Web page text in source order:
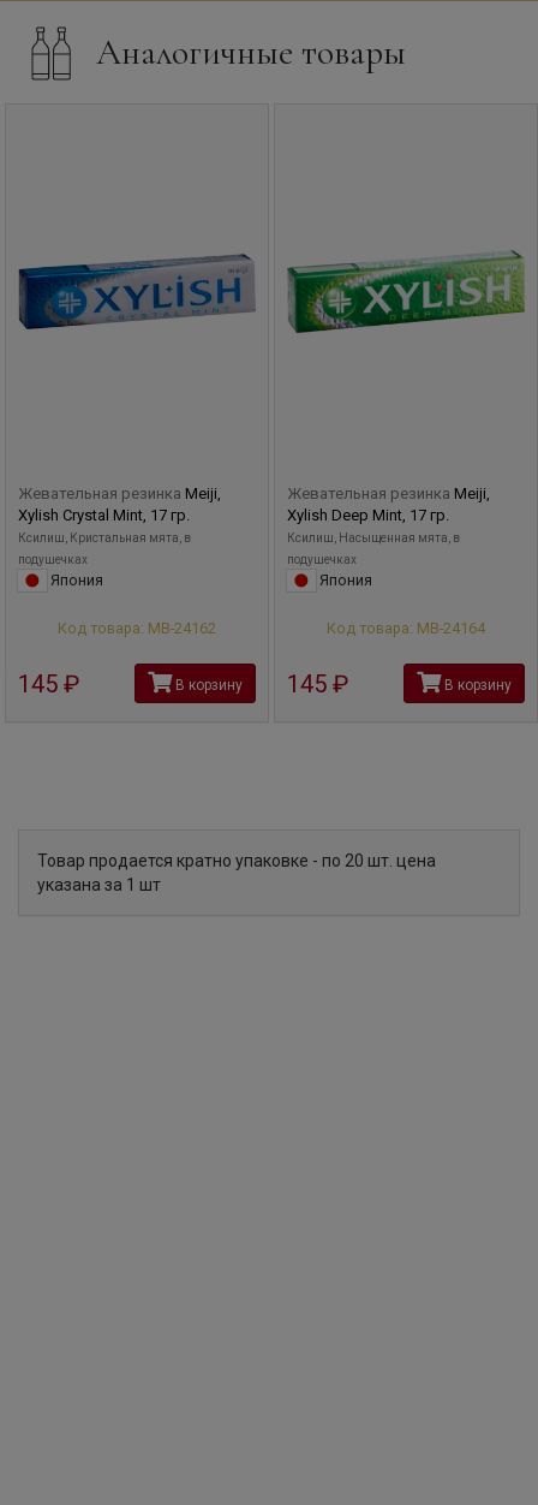
Аналогичные товары
Жевательная резинка Meiji,
Xylish Crystal Mint, 17 гр.
Ксилиш, Кристальная мята, в
подушечках
Япония
Код товара: МВ-24162
145 В корзину
Жевательная резинка Meiji,
Xylish Deep Mint, 17 гр.
Ксилиш, Насыщенная мята, в
подушечках
Япония
Код товара: МВ-24164
145 В корзину
Товар продается кратно упаковке - по 20 шт. цена
указана за 1 шт